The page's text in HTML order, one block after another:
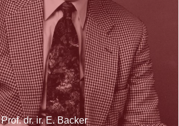
Prof. dr. ir. E. Backer